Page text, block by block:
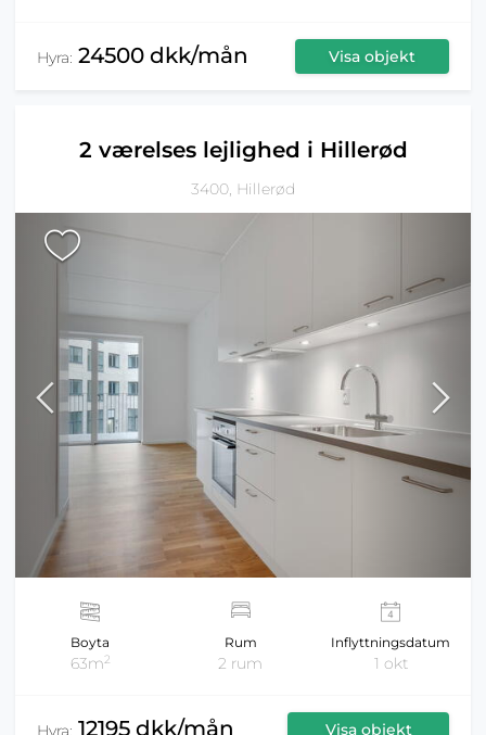
Hyra: 24500 dkk/mån Visa objekt
2 værelses lejlighed i Hillerød
3400, Hillerød
Boyta
63m2
Rum
2 rum
Inflyttningsdatum
1 okt
Hyra: 12195 dkk/mån Visa objekt